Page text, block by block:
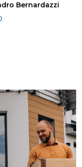
Bernardazzi